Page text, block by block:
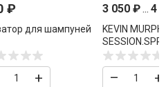
₽
для шампуней
+
3 050 ₽ ... 4
KEVIN
ЛАК ДЛЯ
ПОДВИЖНОЙ
ФИКСАЦИИ
– +